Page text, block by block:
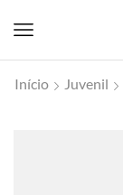
Início Juvenil